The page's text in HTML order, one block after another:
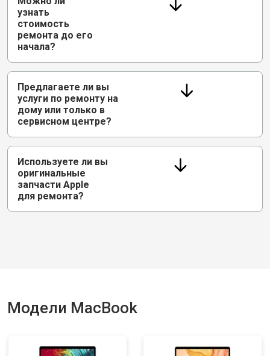
узнать
стоимость
ремонта до его
начала?
Предлагаете ли вы
услуги по ремонту на
дому или только в
сервисном центре?
Используете ли вы
оригинальные
запчасти Apple
для ремонта?
Модели MacBook